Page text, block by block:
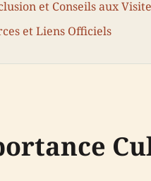
et Conseils aux
et Liens Officiels